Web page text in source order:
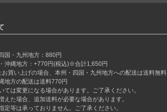
国・九州地方：880円
地方：+770円(税込)※合計1,650円
買い上げの場合、本州・四国・九州地方への配送は送料無料
地方の配送は送料770円
ては変更になる場合があります。ご了承ください。
えた場合、追加送料が必要な場合があります。
定等は承っておりません。ご了承ください。